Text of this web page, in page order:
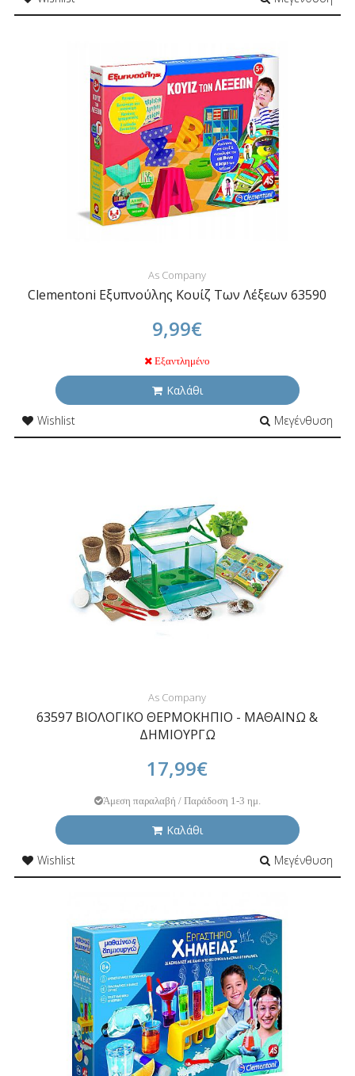
As Company
Clementoni Εξυπνούλης Κουίζ Των Λέξεων 63590
9,99€
Εξαντλημένο
Καλάθι
Wishlist
Μεγένθυση
As Company
63597 ΒΙΟΛΟΓΙΚΟ ΘΕΡΜΟΚΗΠΙΟ - ΜΑΘΑΙΝΩ &
ΔΗΜΙΟΥΡΓΩ
17,99€
Άμεση παραλαβή / Παράδοση 1-3 ημ.
Καλάθι
Wishlist
Μεγένθυση